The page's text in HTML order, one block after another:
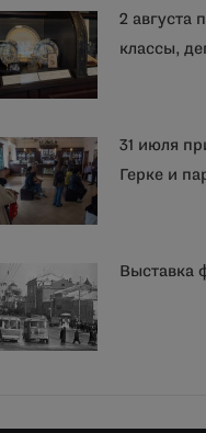
2 августа
классы,
31 июля
Герке и
Выставка